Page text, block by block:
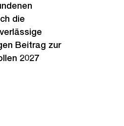
die
Beitrag zur
2027